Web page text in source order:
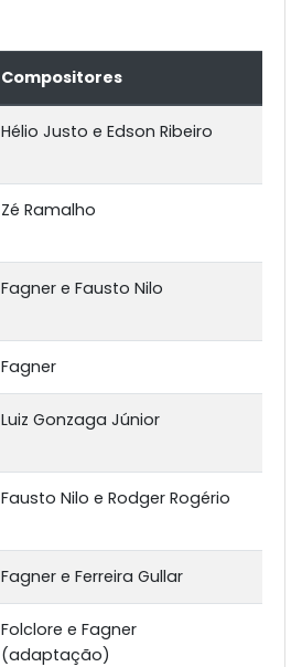
Compositores
Hélio Justo e Edson Ribeiro
Zé Ramalho
Fagner e Fausto Nilo
Fagner
Luiz Gonzaga Júnior
Fausto Nilo e Rodger Rogério
Fagner e Ferreira Gullar
Folclore e Fagner
(adaptação)